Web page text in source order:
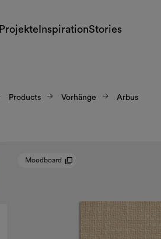
Projekte InspirationStories
Products Vorhänge Arbus
Moodboard